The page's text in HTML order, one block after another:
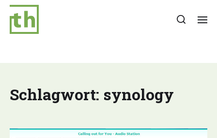
Schlagwort: synology